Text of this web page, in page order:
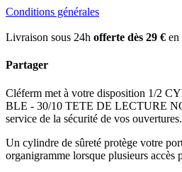
Conditions générales
Livraison sous 24h offerte dès 29 € en
Partager
Cléferm met à votre disposition 1/2
BLE - 30/10 TETE DE LECTURE
service de la sécurité de vos ouvertures.
Un cylindre de sûreté protège votre
organigramme lorsque plusieurs accès